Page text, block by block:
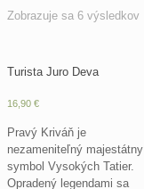
Zobrazuje sa 6 výsledkov
Turista Juro Deva
16,90 €
Pravý Kriváň je
nezameniteľný majestátny
symbol Vysokých Tatier.
Opradený legendami sa